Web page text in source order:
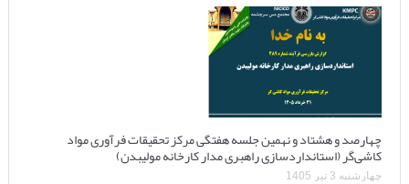
چهارصد و هشتاد و نهمین جلسه هفتگی مرکز تحقیقات فرآوری مواد
کاشی‌گر (استانداردسازی راهبری مدار کارخانه مولیبدن)
چهارشنبه 3 تیر 1405